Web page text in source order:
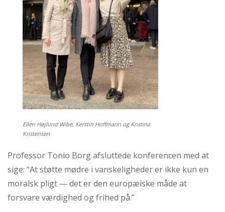
Ellen Højlund Wibe, Kerstin Hoffmann og Kristina
Kristensen
Professor Tonio Borg afsluttede konferencen med at
sige: “At støtte mødre i vanskeligheder er ikke kun en
moralsk pligt — det er den europæiske måde at
forsvare værdighed og frihed på.”